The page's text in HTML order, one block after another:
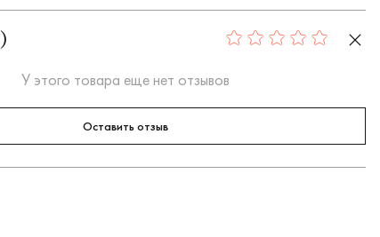
) 0
У этого товара еще нет отзывов
Оставить отзыв